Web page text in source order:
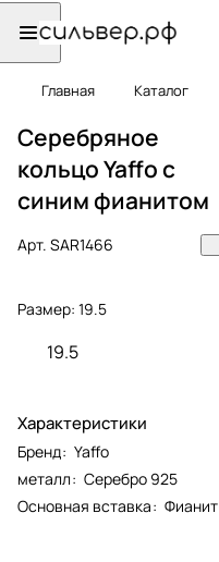
Главная Каталог
Серебряное
кольцо Yaffo с
синим фианитом
Арт. SAR1466
Размер: 19.5
19.5
Характеристики
Бренд: Yaffo
металл: Серебро 925
Основная вставка: Фианит